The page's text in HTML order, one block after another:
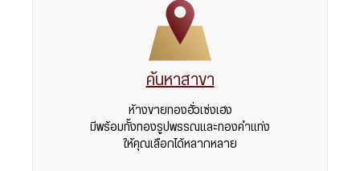
ค้นหาสาขา
ห้างขายทองฮั่วเซ่งเฮง
มีพร้อมทั้งทองรูปพรรณและทองคำแท่ง
ให้คุณเลือกได้หลากหลาย